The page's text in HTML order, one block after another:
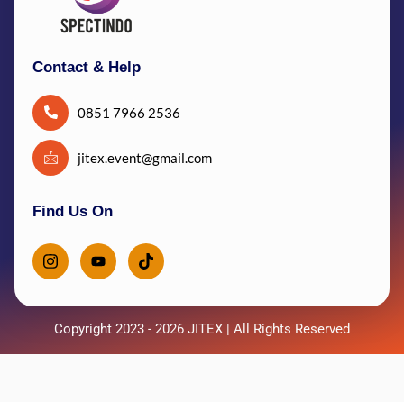
Contact & Help
0851 7966 2536
jitex.event@gmail.com
Find Us On
Copyright 2023 - 2026 JITEX | All Rights Reserved